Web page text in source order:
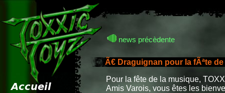
news précèdente
Ã€ Draguignan pour la fÃªte
Pour la fête de la musique,
Amis Varois, vous êtes les